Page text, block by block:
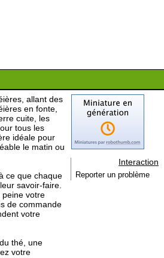
allant des
en fonte,
cuite, les
tous les
idéale pour
le matin ou
ce que chaque
savoir-faire.
peine votre
de commande
votre
thé, une
votre
Interaction
Reporter un problème